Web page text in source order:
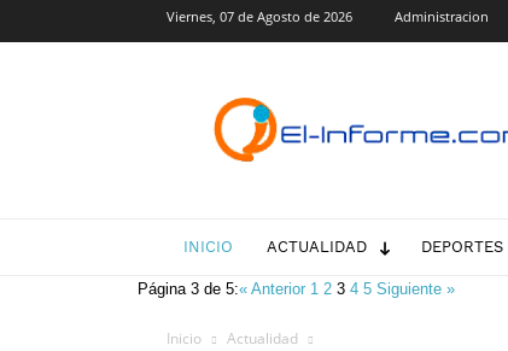
Viernes, 07 de Agosto de 2026 Administracion
Informe.com
INICIO ACTUALIDAD DEPORTES
Página 3 de 5:« Anterior 123 45Siguiente »
Inicio Actualidad